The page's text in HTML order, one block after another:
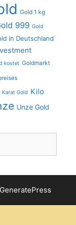
Gold 1 kg
999 Gold
in Deutschland
kostet Goldmarkt
Karat Gold Kilo
Unze Gold
GeneratePress